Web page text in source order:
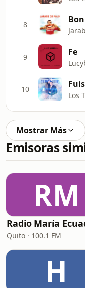
8
9 Fe
10
Los
Mostrar Más
Emisoras
RM
Radio María
Quito · 100.1 FM
H